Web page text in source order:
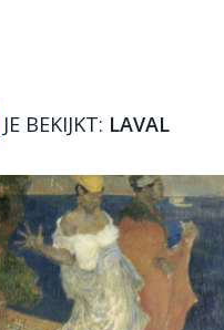
JE BEKIJKT: LAVAL